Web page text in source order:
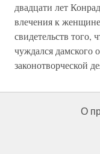
двадцати лет
влечения к
свидетельств того,
чуждался дамского
законотворческой
О